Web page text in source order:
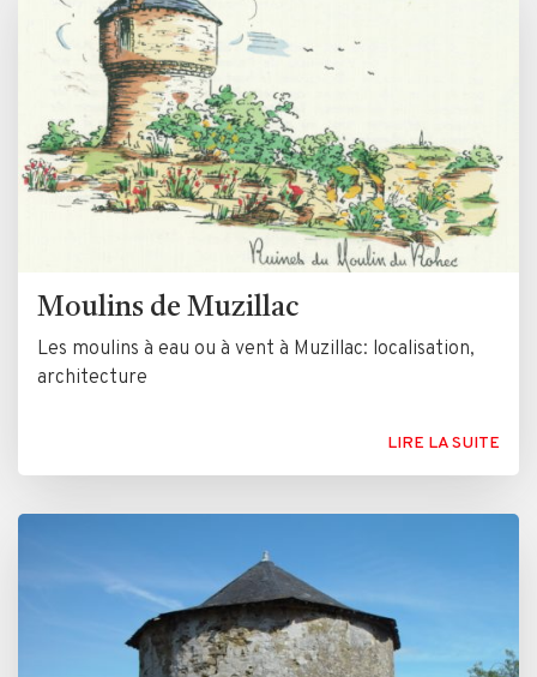
Moulins de Muzillac
Les moulins à eau ou à vent à Muzillac: localisation,
architecture
LIRE LA SUITE